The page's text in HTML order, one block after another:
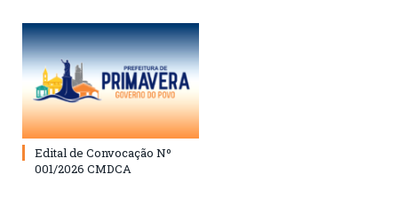
Edital de Convocação Nº
001/2026 CMDCA